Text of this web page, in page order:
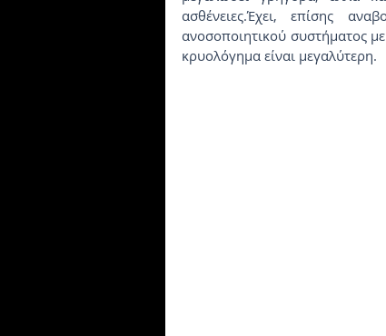
ασθένειες.Έχει, επίσης
ανοσοποιητικού συστήματος
κρυολόγημα είναι μεγαλύτερη.